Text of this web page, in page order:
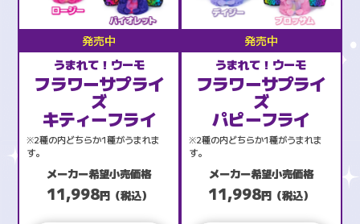
発売中
うまれて！ウーモ
フラワーサプライ
ズ
キティーフライ
※2種の内どちらか1種がうまれま
す。
メーカー希望小売価格
11,998円（税込）
発売中
うまれて！ウーモ
フラワーサプライ
ズ
パピーフライ
※2種の内どちらか1種がうまれま
す。
メーカー希望小売価格
11,998円（税込）